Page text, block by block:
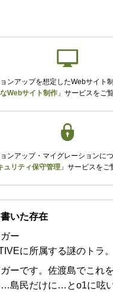
ンアップを想定したWebサイト
Webサイト制作」 サービスをご
ンアップ・マイグレーションに
ュリティ保守管理 」 サービスをご
いた存在
ー
に所属する謎のトラ。
ーです。佐渡島でこれ
島民だけに…とo1に呟い